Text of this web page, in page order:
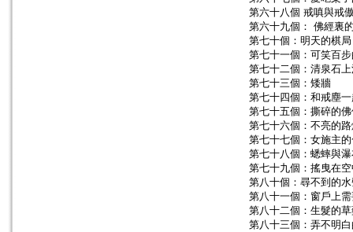
第六十八個 戒嗔與戒
第六十九個： 佛經裏
第七十個：明天的棋局
第七十一個：可笑百
第七十二個：清泉石
第七十三個：矮牆
第七十四個：和戒塵
第七十五個：撕碎的
第七十六個：不亮的
第七十七個：女施主
第七十八個：蟋蟀與
第七十九個：搖曳在
第八十個：尋不到的
第八十一個：窗戶上
第八十二個：生髮的
第八十三個：弄不明